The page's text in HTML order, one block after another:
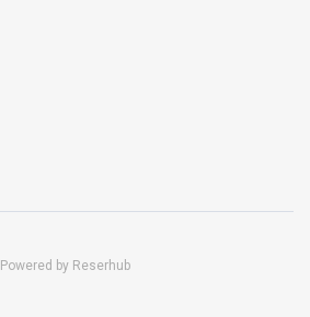
Powered by Reserhub